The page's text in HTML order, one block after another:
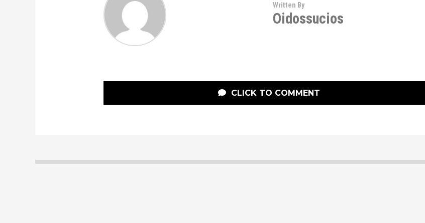
Written By
Oidossucios
CLICK TO COMMENT